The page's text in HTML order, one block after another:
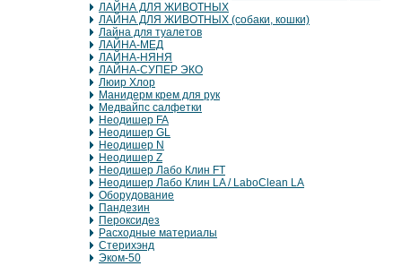
ЛАЙНА ДЛЯ ЖИВОТНЫХ
ЛАЙНА ДЛЯ ЖИВОТНЫХ (собаки, кошки)
Лайна для туалетов
ЛАЙНА-МЕД
ЛАЙНА-НЯНЯ
ЛАЙНА-СУПЕР ЭКО
Люир Хлор
Манидерм крем для рук
Медвайпс салфетки
Неодишер FA
Неодишер GL
Неодишер N
Неодишер Z
Неодишер Лабо Клин FT
Неодишер Лабо Клин LA / LaboClean LA
Оборудование
Пандезин
Пероксидез
Расходные материалы
Стерихэнд
Эком-50